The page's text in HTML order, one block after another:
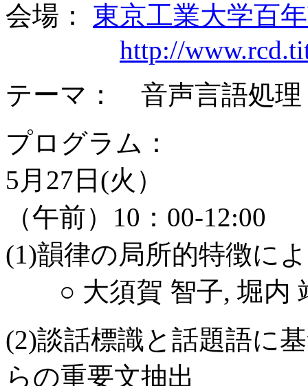
会場： 東京工業大学百
http://
テーマ： 音声言語処理
プログラム：
5月27日(火）
（午前）10：00-12:00
(1)韻律の局所的特徴に
○ 大須賀 智子, 堀内
(2)談話標識と話題語に
らの重要文抽出